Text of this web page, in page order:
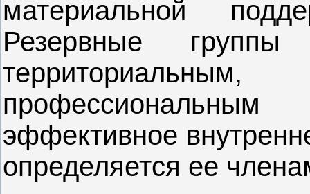
материальной
Резервные
эффективное
определяется ее